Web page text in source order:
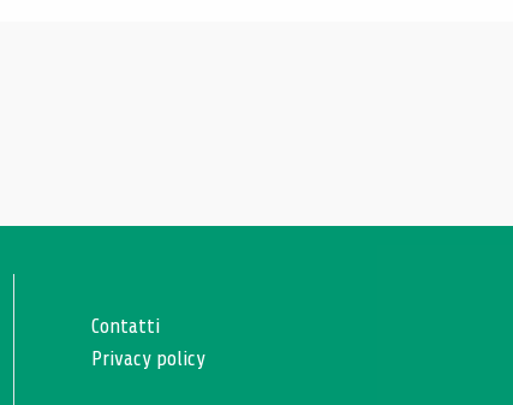
Contatti
Privacy policy